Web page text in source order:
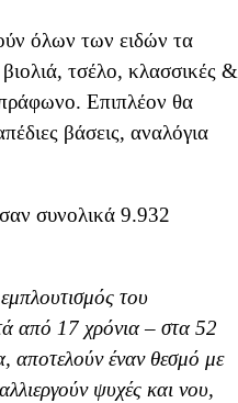
όλων των ειδών τα
τσέλο, κλασσικές &
Επιπλέον θα
βάσεις, αναλόγια
συνολικά 9.932
του
από 17 χρόνια – στα 52
αποτελούν έναν θεσμό με
ψυχές και νου,